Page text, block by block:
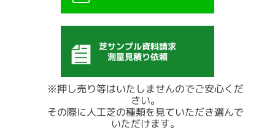
芝サンプル資料請求
測量見積り依頼
※押し売り等はいたしませんのでご安心くだ
さい。
その際に人工芝の種類を見ていただき選んで
いただけます。